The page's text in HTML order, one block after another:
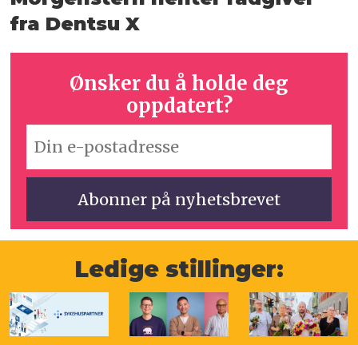
fra Dentsu X
Ønsker du å holde deg
oppdatert?
Ledige stillinger: